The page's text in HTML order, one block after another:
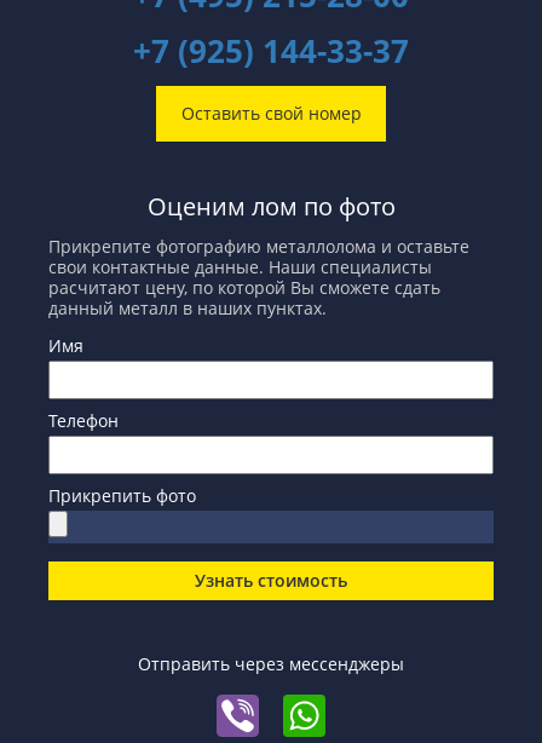
+7 (925) 144-33-37
Оставить свой номер
Оценим лом по фото
Прикрепите фотографию металлолома и оставьте
свои контактные данные. Наши специалисты
расчитают цену, по которой Вы сможете сдать
данный металл в наших пунктах.
Имя
Телефон
Прикрепить фото
Узнать стоимость
Отправить через мессенджеры